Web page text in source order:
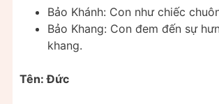
Bảo Khánh: Con như chiếc
Bảo Khang: Con đem đến sự
khang.
Tên: Đức